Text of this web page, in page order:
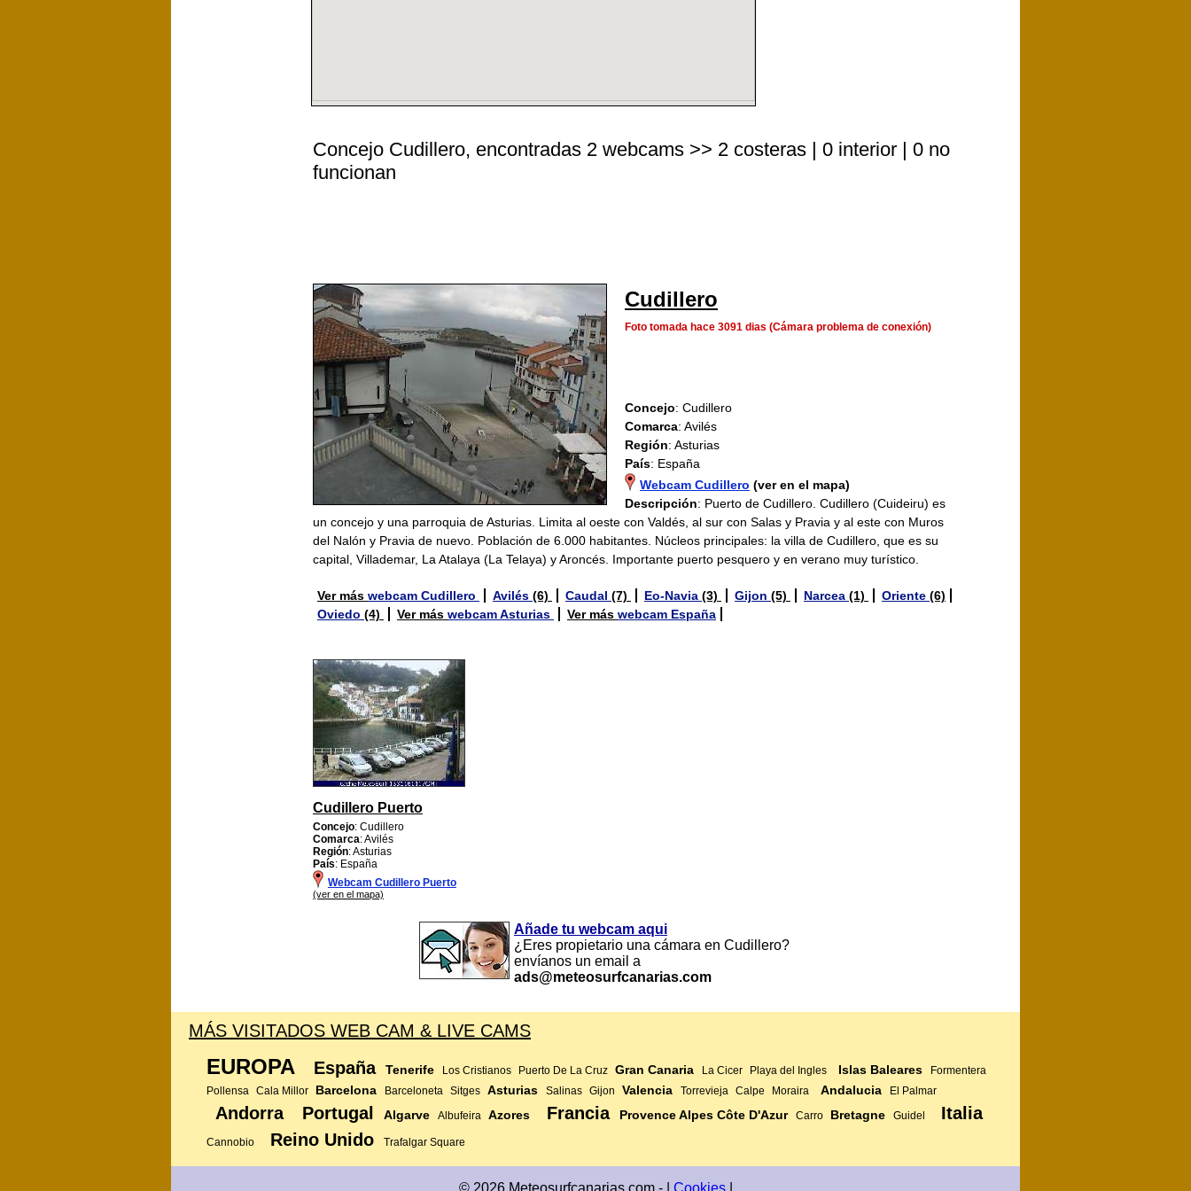
Concejo Cudillero, encontradas 2 webcams >> 2 costeras | 0 interior | 0 no
funcionan
Cudillero
Foto tomada hace 3091 dias (Cámara problema de conexión)
Concejo: Cudillero
Comarca: Avilés
Región: Asturias
País: España
Webcam Cudillero (ver en el mapa)
Descripción: Puerto de Cudillero. Cudillero (Cuideiru) es
un concejo y una parroquia de Asturias. Limita al oeste con Valdés, al sur con Salas y Pravia y al este con Muros
del Nalón y Pravia de nuevo. Población de 6.000 habitantes. Núcleos principales: la villa de Cudillero, que es su
capital, Villademar, La Atalaya (La Telaya) y Aroncés. Importante puerto pesquero y en verano muy turístico.
Ver más webcam Cudillero Avilés (6) Caudal (7) Eo-Navia (3) Gijon (5) Narcea (1) Oriente (6)
Oviedo (4) Ver más webcam Asturias Ver más webcam España
Cudillero Puerto
Concejo: Cudillero
Comarca: Avilés
Región: Asturias
País: España
Webcam Cudillero Puerto
(ver en el mapa)
Añade tu webcam aqui
¿Eres propietario una cámara en Cudillero?
envíanos un email a
ads@meteosurfcanarias.com
MÁS VISITADOS WEB CAM & LIVE CAMS
EUROPA España Tenerife Los Cristianos Puerto De La Cruz Gran Canaria La Cicer Playa del Ingles Islas Baleares
Formentera
Pollensa
Cala Millor Barcelona Barceloneta Sitges Asturias Salinas Gijon Valencia Torrevieja Calpe Moraira Andalucia El Palmar
Andorra Portugal Algarve Albufeira Azores Francia Provence Alpes Côte D'Azur Carro Bretagne Guidel Italia
Cannobio Reino Unido Trafalgar Square
© 2026 Meteosurfcanarias.com - | Cookies|